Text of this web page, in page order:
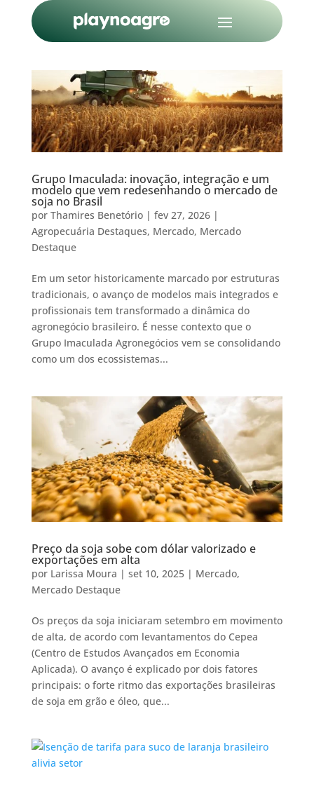
Grupo Imaculada: inovação, integração e um
modelo que vem redesenhando o mercado de
soja no Brasil
por Thamires Benetório| fev 27, 2026|
Agropecuária Destaques, Mercado, Mercado
Destaque
Em um setor historicamente marcado por estruturas
tradicionais, o avanço de modelos mais integrados e
profissionais tem transformado a dinâmica do
agronegócio brasileiro. É nesse contexto que o
Grupo Imaculada Agronegócios vem se consolidando
como um dos ecossistemas...
Preço da soja sobe com dólar valorizado e
exportações em alta
por Larissa Moura | set 10, 2025| Mercado,
Mercado Destaque
Os preços da soja iniciaram setembro em movimento
de alta, de acordo com levantamentos do Cepea
(Centro de Estudos Avançados em Economia
Aplicada). O avanço é explicado por dois fatores
principais: o forte ritmo das exportações brasileiras
de soja em grão e óleo, que...